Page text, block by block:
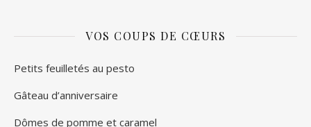
VOS COUPS DE CŒURS
Petits feuilletés au pesto
Gâteau d’anniversaire
Dômes de pomme et caramel